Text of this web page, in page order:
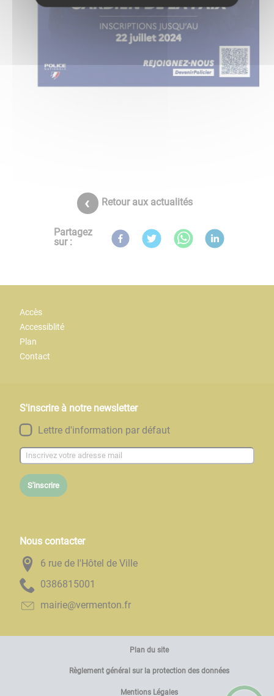
Retour aux actualités
Partagez
sur :
Accès
Accessiblité
Plan
Contact
S'inscrire à notre newsletter
Lettre d'information par défaut
S'inscrire
Nous contacter
6 rue de l'Hôtel de Ville
1005186830
rf.notnemrev@eiriam
Plan du site
Règlement général sur la protection des données
Mentions Légales